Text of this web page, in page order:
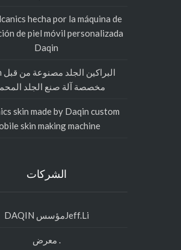
Piel Volcanics hecha por la máquina de
fabricación de piel móvil personalizada
البراكين الجلد مصنوعة من قبل Daqin
مخصصة آلة صنع الجلد المحمول
Volcanics skin made by Daqin custom
mobile skin making machine
الشركات